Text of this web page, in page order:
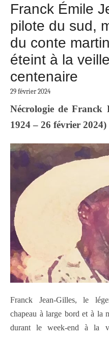
Franck Émile
pilote du sud,
du conte
éteint à la
centenaire
29 février 2024
Nécrologie de Franck
1924 – 26 février 2024)
Franck Jean-Gilles, le
chapeau à large bord et à la
durant le week-end à la